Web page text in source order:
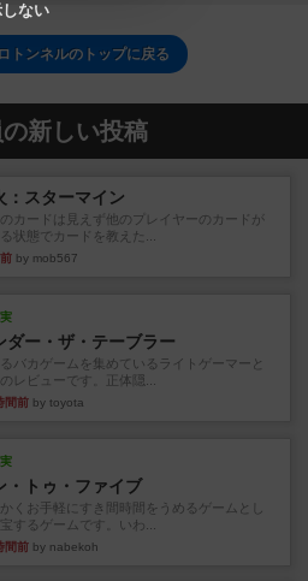
トンネルのトップに戻る
新しい投稿
：スターマイン
カードは見えず他のプレイヤーのカードが
る状態でカードを教えた...
by mob567
ダー・ザ・テーブラー
バカゲームを集めているライトゲーマーと
のレビューです。正体隠...
間前 by toyota
・トゥ・ファイブ
くお手軽にすき間時間をうめるゲームとし
するゲームです。いわ...
間前 by nabekoh
ない